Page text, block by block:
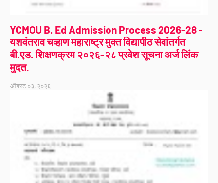
YCMOU B. Ed Admission Process 2026-28 -
यशवंतराव चव्हाण महाराष्ट्र मुक्त विद्यापीठ सेवांतर्गत
बी.एड. शिक्षणक्रम २०२६-२८ प्रवेश सूचना अर्ज लिंक
मुदत.
ऑगस्ट ०३, २०२६